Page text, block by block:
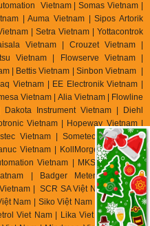
Vietnam | Somas Vietnam |
| Auma Vietnam | Sipos Artorik
| Setra Vietnam | Yottacontrok
Vietnam | Crouzet Vietnam |
Vietnam | Flowserve Vietnam |
| Bettis Vietnam | Sinbon Vietnam |
Vietnam | EE Electronik Vietnam |
Vietnam | Alia Vietnam | Flowline
Instrument Vietnam | Diehl
Vietnam | Hopeway Vietnam |
Vietnam | Sometech Vietnam |
Vietnam | KollMorgen Vietnam |
Vietnam | MKS Instruments
| Badger Meter Vietnam |
| SCR SA Việt Nam | Biotech
Nam | Siko Việt Nam | Klinger Việt
Viet Nam | Lika Viet Nam | Setra